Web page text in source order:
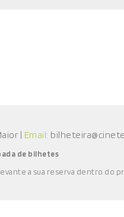
| Email:
de bilhetes
evante a sua reserva dentro do